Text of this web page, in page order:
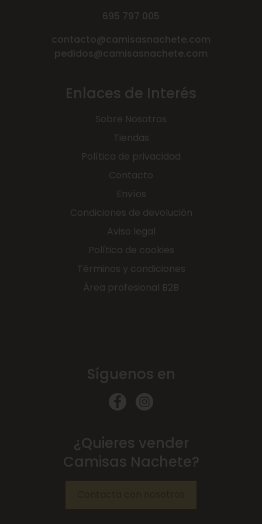
695 797 005
contacto@camisasnachete.com
pedidos@camisasnachete.com
Enlaces de Interés
Sobre Nosotros
Tiendas
Política de privacidad
Contacto
Envíos
Condiciones de devolución
Aviso legal
Política de cookies
Términos y condiciones
Área profesional B2B
Síguenos en
¿Quieres vender
Camisas Nachete?